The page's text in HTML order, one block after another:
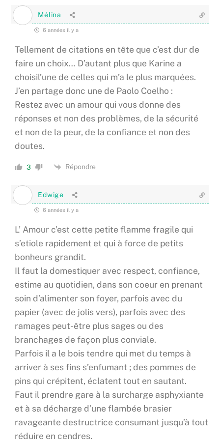
Mélina
6 années il y a
Tellement de citations en tête que c’est dur de
faire un choix… D’autant plus que Karine a
choisil’une de celles qui m’a le plus marquées.
J’en partage donc une de Paolo Coelho :
Restez avec un amour qui vous donne des
réponses et non des problèmes, de la sécurité
et non de la peur, de la confiance et non des
doutes.
3 Répondre
Edwige
6 années il y a
L’ Amour c’est cette petite flamme fragile qui
s’etiole rapidement et qui à force de petits
bonheurs grandit.
Il faut la domestiquer avec respect, confiance,
estime au quotidien, dans son coeur en prenant
soin d’alimenter son foyer, parfois avec du
papier (avec de jolis vers), parfois avec des
ramages peut-être plus sages ou des
branchages de façon plus conviale.
Parfois il a le bois tendre qui met du temps à
arriver à ses fins s’enfumant ; des pommes de
pins qui crépitent, éclatent tout en sautant.
Faut il prendre gare à la surcharge asphyxiante
et à sa décharge d’une flambée brasier
ravageante destructrice consumant jusqu’à tout
réduire en cendres.